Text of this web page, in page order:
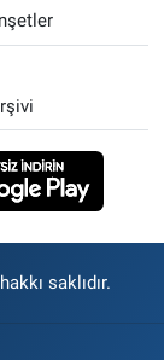
saklıdır.